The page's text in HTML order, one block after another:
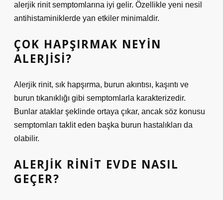
alerjik rinit semptomlarına iyi gelir. Özellikle yeni nesil
antihistaminiklerde yan etkiler minimaldir.
ÇOK HAPŞIRMAK NEYIN
ALERJISI?
Alerjik rinit, sık hapşırma, burun akıntısı, kaşıntı ve
burun tıkanıklığı gibi semptomlarla karakterizedir.
Bunlar ataklar şeklinde ortaya çıkar, ancak söz konusu
semptomları taklit eden başka burun hastalıkları da
olabilir.
ALERJIK RINIT EVDE NASIL
GEÇER?